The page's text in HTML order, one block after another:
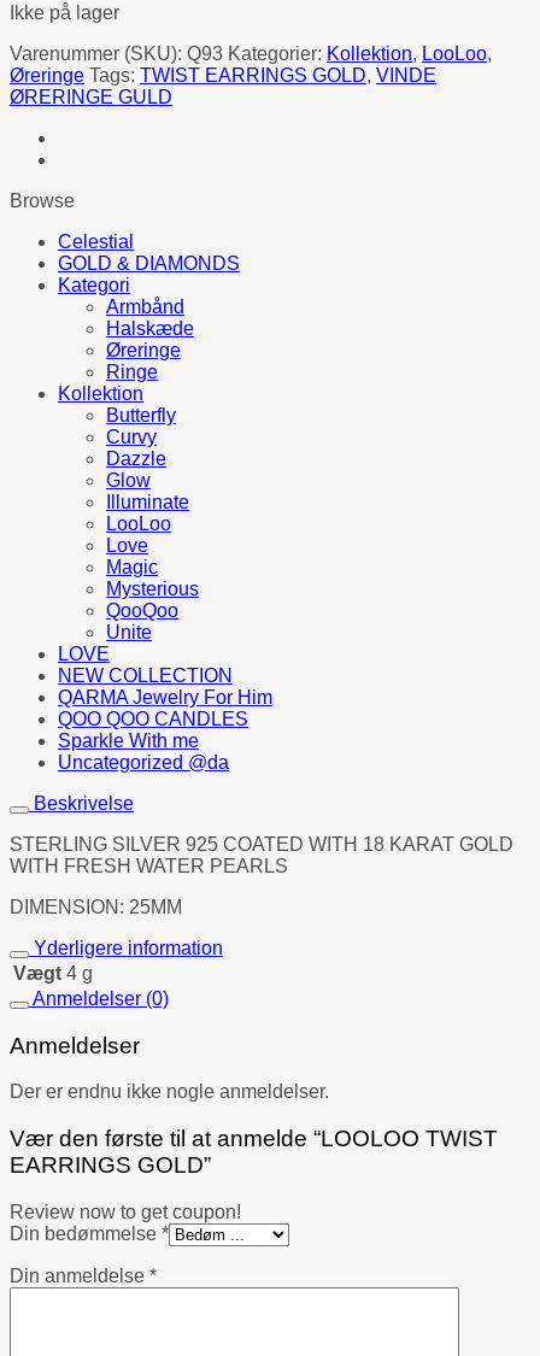
Ikke på lager
Varenummer (SKU): Q93 Kategorier: Kollektion, LooLoo,
Øreringe Tags: TWIST EARRINGS GOLD, VINDE
ØRERINGE GULD
Browse
Celestial
GOLD & DIAMONDS
Kategori
Armbånd
Halskæde
Øreringe
Ringe
Kollektion
Butterfly
Curvy
Dazzle
Glow
Illuminate
LooLoo
Love
Magic
Mysterious
QooQoo
Unite
LOVE
NEW COLLECTION
QARMA Jewelry For Him
QOO QOO CANDLES
Sparkle With me
Uncategorized @da
Beskrivelse
STERLING SILVER 925 COATED WITH 18 KARAT GOLD
WITH FRESH WATER PEARLS
DIMENSION: 25MM
Yderligere information
Vægt 4 g
Anmeldelser (0)
Anmeldelser
Der er endnu ikke nogle anmeldelser.
Vær den første til at anmelde “LOOLOO TWIST
EARRINGS GOLD”
Review now to get coupon!
Din bedømmelse *
Din anmeldelse *